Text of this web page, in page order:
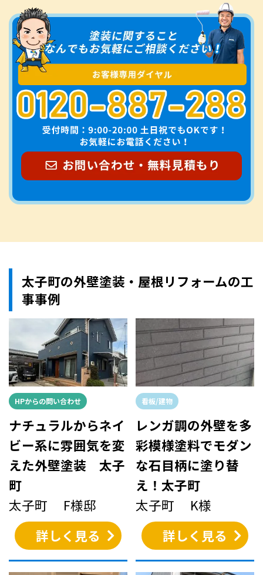
太子町の外壁塗装・屋根リフォームの工
事事例
HPからの問い合わせ
ナチュラルからネイ
ビー系に雰囲気を変
えた外壁塗装 太子
町
太子町 F様邸
詳しく見る
看板/建物
レンガ調の外壁を多
彩模様塗料でモダン
な石目柄に塗り替
え！太子町
太子町 K様
詳しく見る